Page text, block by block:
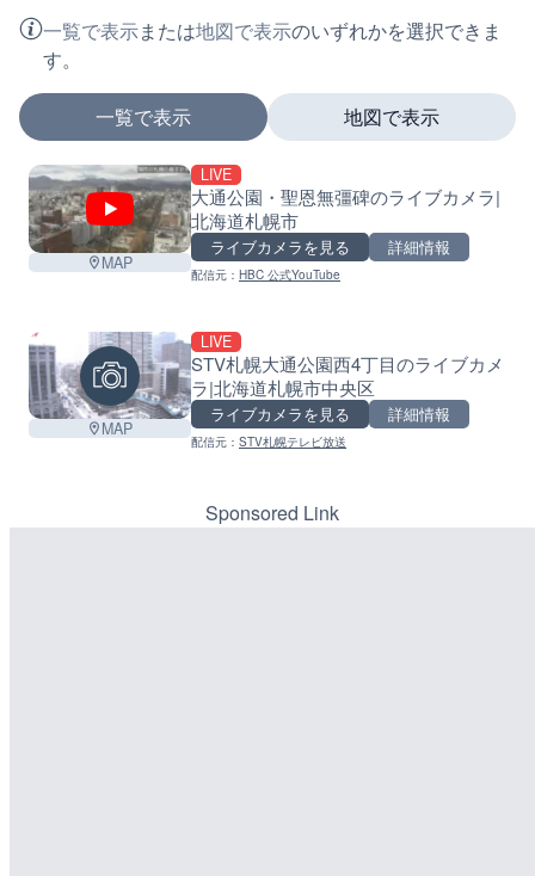
一覧で表示または地図で表示のいずれかを選択できま
す。
一覧で表示
MAP
LIVE
大通公園・聖恩無彊碑のライブカメラ|
北海道札幌市
ライブカメラを見る 詳細情報
配信元： HBC 公式YouTube
MAP
LIVE
STV札幌大通公園西4丁目のライブカメ
ラ|北海道札幌市中央区
ライブカメラを見る 詳細情報
配信元： STV札幌テレビ放送
地図で表示
+
−
マーカーをタップするとライブカメラの詳細が表示
Sponsored Link